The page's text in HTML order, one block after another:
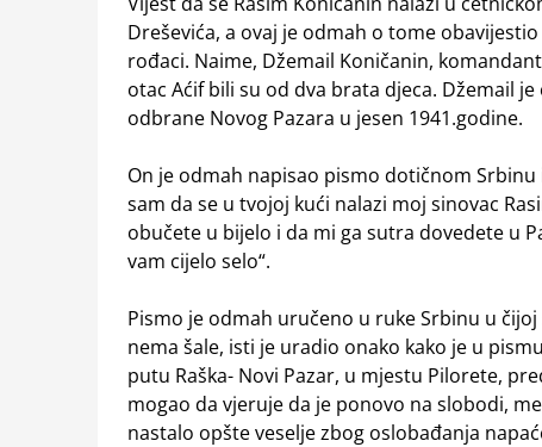
Dreševića, a ovaj je odmah o tome
rođaci. Naime, Džemail Koničanin,
otac Aćif bili su od dva brata djeca. Džemail
odbrane Novog Pazara u jesen 1941.godine.
On je odmah napisao pismo dotičnom Srbinu
sam da se u tvojoj kući nalazi moj sinovac
obučete u bijelo i da mi ga sutra dovedete u
vam cijelo selo“.
Pismo je odmah uručeno u ruke Srbinu u
nema šale, isti je uradio onako kako je u
putu Raška- Novi Pazar, u mjestu Pilorete,
mogao da vjeruje da je ponovo na slobodi,
nastalo opšte veselje zbog oslobađanja